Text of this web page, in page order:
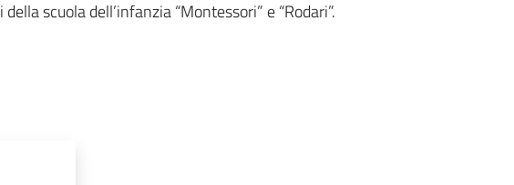
scuola dell’infanzia “Montessori” e “Rodari”.